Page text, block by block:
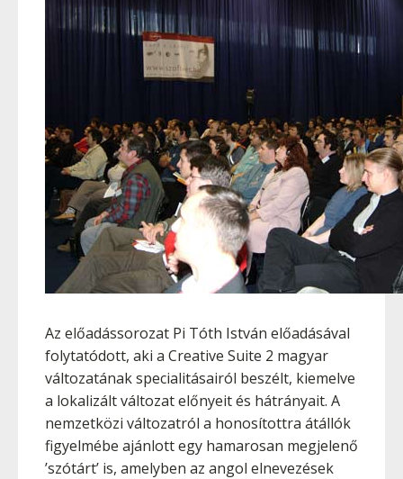
Az előadássorozat Pi Tóth István előadásával
folytatódott, aki a Creative Suite 2 magyar
változatának specialitásairól beszélt, kiemelve
a lokalizált változat előnyeit és hátrányait. A
nemzetközi változatról a honosítottra átállók
figyelmébe ajánlott egy hamarosan megjelenő
’szótárt’ is, amelyben az angol elnevezések